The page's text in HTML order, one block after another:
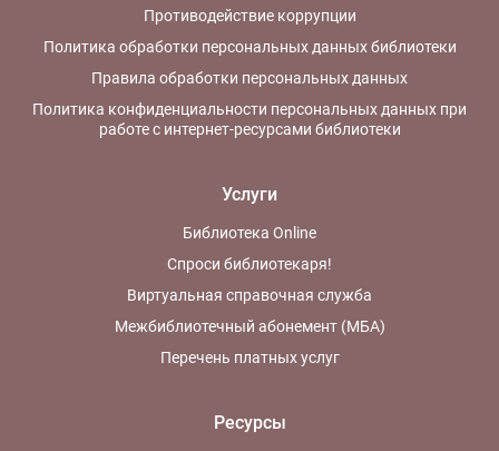
Противодействие коррупции
Политика обработки персональных данных библиотеки
Правила обработки персональных данных
Политика конфиденциальности персональных данных при
работе с интернет-ресурсами библиотеки
Услуги
Библиотека Online
Спроси библиотекаря!
Виртуальная справочная служба
Межбиблиотечный абонемент (МБА)
Перечень платных услуг
Ресурсы